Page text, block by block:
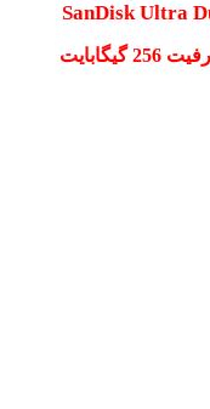
SanDisk Ultra